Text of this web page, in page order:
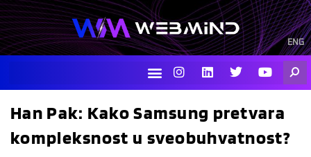
Skip
to
content
ENG
I
n
s
a
r
L
i
n
e
i
T
w
i
t
r
Y
o
u
u
e
Han Pak: Kako Samsung pretvara
kompleksnost u sveobuhvatnost?